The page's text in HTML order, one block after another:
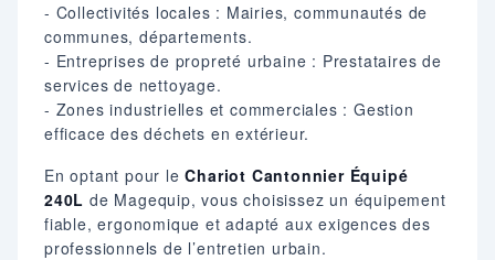
- Collectivités locales : Mairies, communautés de
communes, départements.
- Entreprises de propreté urbaine : Prestataires de
services de nettoyage.
- Zones industrielles et commerciales : Gestion
efficace des déchets en extérieur.
En optant pour leChariot Cantonnier Équipé
240L de Magequip, vous choisissez un équipement
fiable, ergonomique et adapté aux exigences des
professionnels de l’entretien urbain.